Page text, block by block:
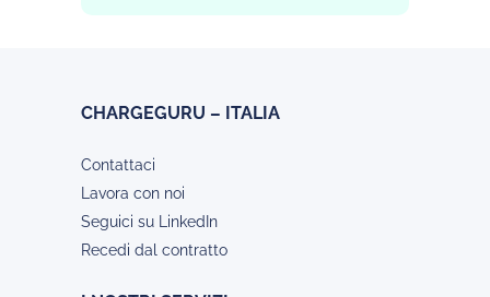
CHARGEGURU – ITALIA
Contattaci
Lavora con noi
Seguici su LinkedIn
Recedi dal contratto